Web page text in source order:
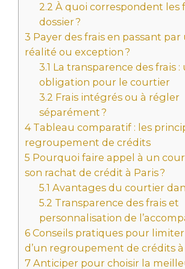
2.2 À quoi correspondent les
dossier ?
3 Payer des frais en passant par
réalité ou exception ?
3.1 La transparence des frais :
obligation pour le courtier
3.2 Frais intégrés ou à régler
séparément ?
4Tableau comparatif : les
regroupement de crédits
5 Pourquoi faire appel à un
son rachat de crédit à Paris ?
5.1 Avantages du courtier
5.2 Transparence des frais et
personnalisation de
6 Conseils pratiques pour
d’un regroupement de crédits à
7 Anticiper pour choisir la